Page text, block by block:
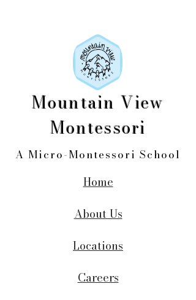
Mountain View
Montessori
A Micro-Montessori School
Home
About Us
Locations
Careers